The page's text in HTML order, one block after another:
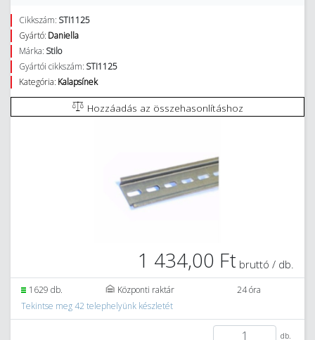
Cikkszám: STI1125
Gyártó: Daniella
Márka: Stilo
Gyártói cikkszám: STI1125
Kategória: Kalapsínek
Hozzáadás az összehasonlításhoz
1 434,00 Ft bruttó / db.
1629 db. Központi raktár
24 óra
Tekintse meg 42 telephelyünk készletét
db.